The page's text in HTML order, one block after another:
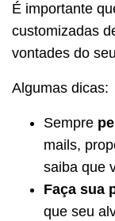
É importante
customizadas
vontades do
Algumas dicas:
Sempre
mails,
saiba que
Faça sua
que seu